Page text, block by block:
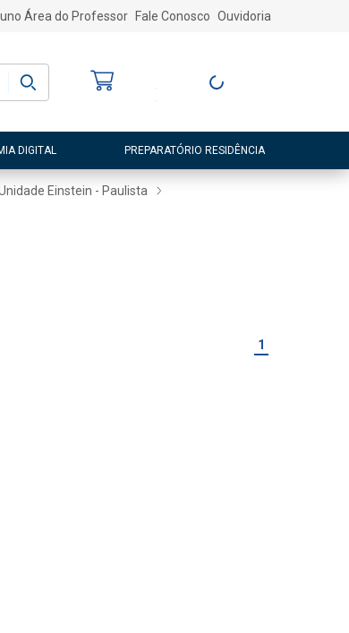
Área do Professor Fale Conosco Ouvidoria
Entre ou Cadastre-
DIGITAL PREPARATÓRIO RESIDÊNCIA
Einstein - Paulista
1